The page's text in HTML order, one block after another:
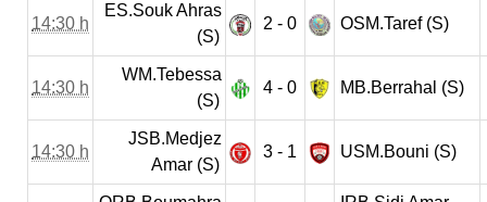
14:30 h
ES.Souk Ahras
(S)
2 - 0 OSM.Taref (S)
14:30 h
WM.Tebessa
(S)
4 - 0 MB.Berrahal (S)
14:30 h
JSB.Medjez
Amar (S)
3 - 1 USM.Bouni (S)